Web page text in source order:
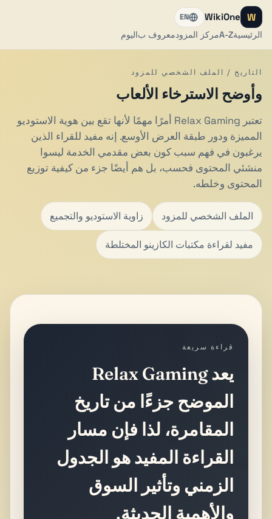
W
WikiOne
الرئيسيةA-Zمركز المزودمعروف باليوم
EN
التاريخ / الملف الشخصي للمزود
وأوضح الاسترخاء الألعاب
تعتبر Relax Gaming أمرًا مهمًا لأنها تقع بين هوية الاستوديو
المميزة ودور طبقة العرض الأوسع. إنه مفيد للقراء الذين
يرغبون في فهم سبب كون بعض مقدمي الخدمة ليسوا
منشئي المحتوى فحسب، بل هم أيضًا جزء من كيفية توزيع
المحتوى وخلطه.
الملف الشخصي للمزود زاوية الاستوديو والتجميع
مفيد لقراءة مكتبات الكازينو المختلطة
قراءة سريعة
يعد Relax Gaming
الموضح جزءًا من تاريخ
المقامرة، لذا فإن مسار
القراءة المفيد هو الجدول
الزمني وتأثير السوق
والأهمية الحديثة.